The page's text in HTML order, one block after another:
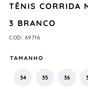
TÊNIS CORRIDA
3 BRANCO
COD: 69716
TAMANHO
34 35 36